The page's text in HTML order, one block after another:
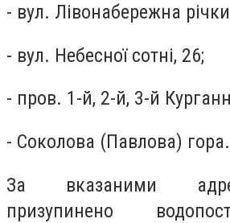
- вул. Лівонабережна
- вул. Небесної сотні, 26;
- пров. 1-й, 2-й, 3-й
- Соколова (Павлова) гора.
За вказаними
призупинено